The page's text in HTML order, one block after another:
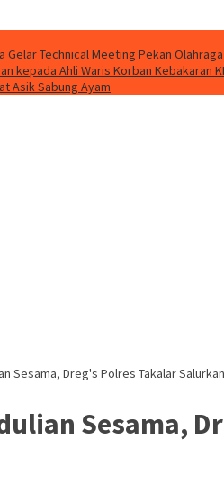
Gelar Technical Meeting Pekan
kepada Ahli Waris Korban Kebakaran
Asik Sabung Ayam
Sesama, Dreg's Polres Takalar
Sesama,